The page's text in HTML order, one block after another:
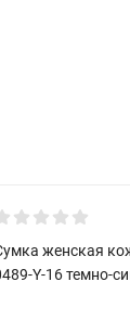
Хит!
женская
Y-16 темно-